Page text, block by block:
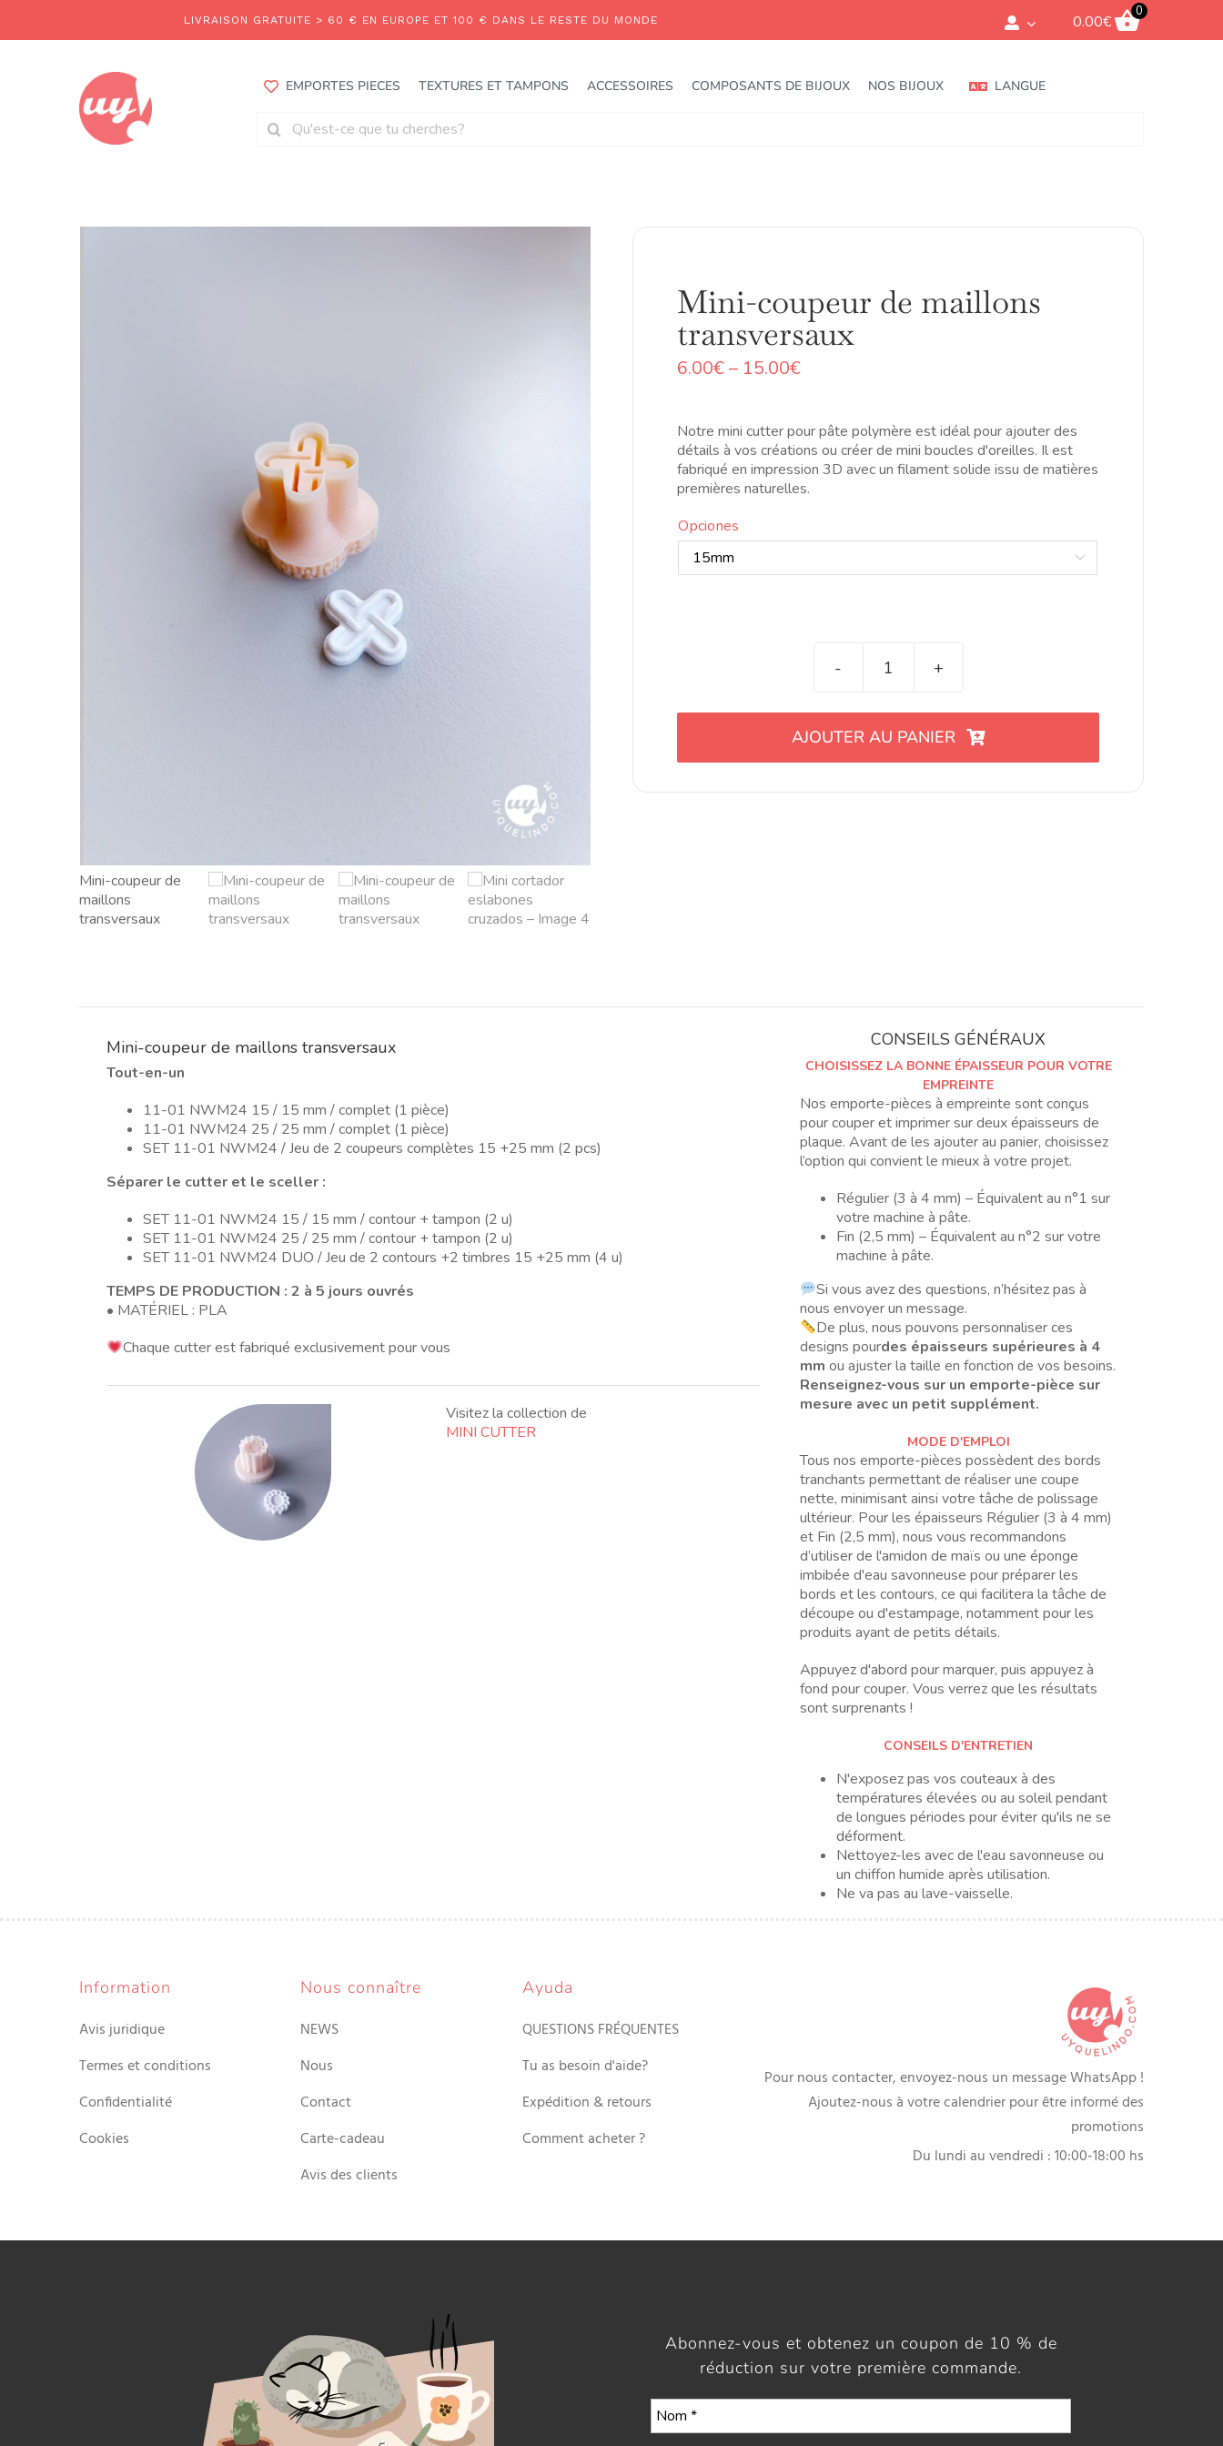
contenu
0.00€
0
EMPORTES PIECES TEXTURES ET TAMPONS ACCESSOIRES COMPOSANTS DE BIJOUX NOS BIJOUX LANGUE
Rechercher:
Mini-coupeur de maillons
transversaux
6.00€– 15.00€Price
through
15.00€
Notre mini cutter pour pâte polymère est idéal pour ajouter des
détails à vos créations ou créer de mini boucles d'oreilles. Il est
fabriqué en impression 3D avec un filament solide issu de matières
premières naturelles.
Opciones

quantité
cortador
eslabones
AJOUTER AU PANIER
Mini-coupeur de maillons transversaux
Tout-en-un
11-01 NWM24 15 / 15 mm / complet (1 pièce)
11-01 NWM24 25 / 25 mm / complet (1 pièce)
SET 11-01 NWM24 / Jeu de 2 coupeurs complètes 15 +25 mm (2 pcs)
Séparer le cutter et le sceller :
SET 11-01 NWM24 15 / 15 mm / contour + tampon (2 u)
SET 11-01 NWM24 25 / 25 mm / contour + tampon (2 u)
SET 11-01 NWM24 DUO / Jeu de 2 contours +2 timbres 15 +25 mm (4 u)
TEMPS DE PRODUCTION : 2 à 5 jours ouvrés
• MATÉRIEL : PLA
Chaque cutter est fabriqué exclusivement pour vous
Visitez la collection de
MINI CUTTER
CONSEILS GÉNÉRAUX
CHOISISSEZ LA BONNE ÉPAISSEUR POUR VOTRE
EMPREINTE
Nos emporte-pièces à empreinte sont conçus
pour couper et imprimer sur deux épaisseurs de
plaque. Avant de les ajouter au panier, choisissez
l’option qui convient le mieux à votre projet.
Régulier (3 à 4 mm) – Équivalent au n°1 sur
votre machine à pâte.
Fin (2,5 mm) – Équivalent au n°2 sur votre
machine à pâte.
Si vous avez des questions, n’hésitez pas à
nous envoyer un message.
De plus, nous pouvons personnaliser ces
designs pourdes épaisseurs supérieures à 4
mm ou ajuster la taille en fonction de vos besoins.
Renseignez-vous sur un emporte-pièce sur
mesure avec un petit supplément.
MODE D'EMPLOI
Tous nos emporte-pièces possèdent des bords
tranchants permettant de réaliser une coupe
nette, minimisant ainsi votre tâche de polissage
ultérieur. Pour les épaisseurs Régulier (3 à 4 mm)
et Fin (2,5 mm), nous vous recommandons
d’utiliser de l'amidon de maïs ou une éponge
imbibée d'eau savonneuse pour préparer les
bords et les contours, ce qui facilitera la tâche de
découpe ou d'estampage, notamment pour les
produits ayant de petits détails.
Appuyez d'abord pour marquer, puis appuyez à
fond pour couper. Vous verrez que les résultats
sont surprenants !
CONSEILS D'ENTRETIEN
N'exposez pas vos couteaux à des
températures élevées ou au soleil pendant
de longues périodes pour éviter qu'ils ne se
déforment.
Nettoyez-les avec de l'eau savonneuse ou
un chiffon humide après utilisation.
Ne va pas au lave-vaisselle.
Information
Avis juridique
Termes et conditions
Confidentialité
Cookies
Nous connaître
NEWS
Nous
Contact
Carte-cadeau
Avis des clients
Ayuda
QUESTIONS FRÉQUENTES
Tu as besoin d'aide?
Expédition & retours
Comment acheter ?
Pour nous contacter, envoyez-nous un message WhatsApp !
Ajoutez-nous à votre calendrier pour être informé des
promotions
Du lundi au vendredi : 10:00-18:00 hs
Abonnez-vous et obtenez un coupon de 10 % de
réduction sur votre première commande.